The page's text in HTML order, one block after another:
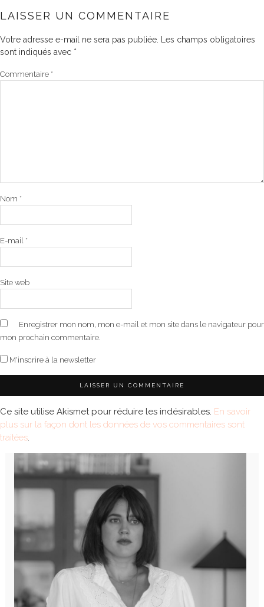
LAISSER UN COMMENTAIRE
Votre adresse e-mail ne sera pas publiée.
Les champs obligatoires
sont indiqués avec *
Commentaire *
Nom *
E-mail *
Site web
Enregistrer mon nom, mon e-mail et mon site dans le navigateur pour
mon prochain commentaire.
M'inscrire à la newsletter
Ce site utilise Akismet pour réduire les indésirables. En savoir
plus sur la façon dont les données de vos commentaires sont
traitées.